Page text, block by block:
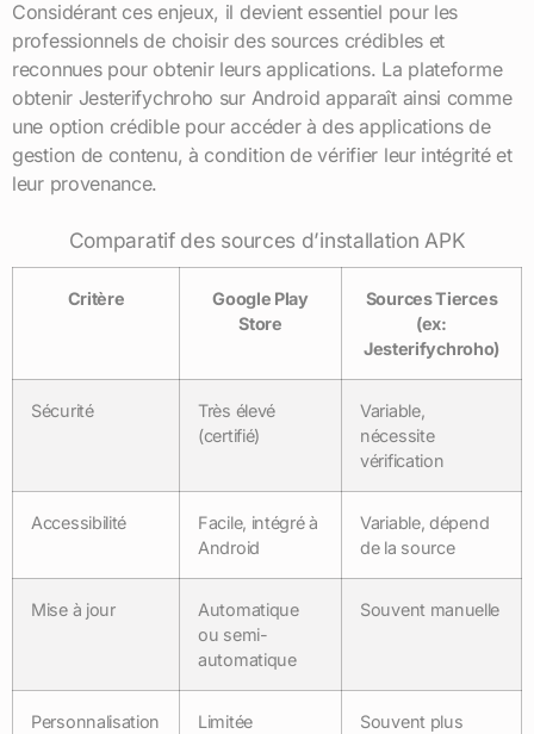
Considérant ces enjeux, il devient essentiel pour les
professionnels de choisir des sources crédibles et
reconnues pour obtenir leurs applications. La plateforme
obtenir Jesterifychroho sur Android apparaît ainsi comme
une option crédible pour accéder à des applications de
gestion de contenu, à condition de vérifier leur intégrité et
leur provenance.
Comparatif des sources d’installation APK
Critère
Google Play
Store
Sources Tierces
(ex:
Jesterifychroho)
Sécurité
Très élevé
(certifié)
Variable,
nécessite
vérification
Accessibilité
Facile, intégré à
Android
Variable, dépend
de la source
Mise à jour
Automatique
ou semi-
automatique
Souvent manuelle
Personnalisation Limitée
Souvent plus